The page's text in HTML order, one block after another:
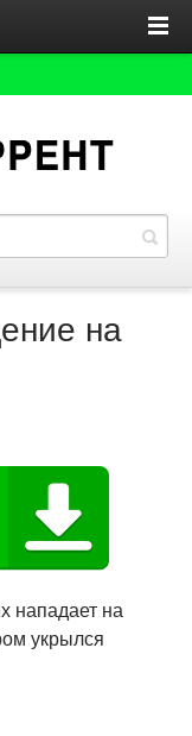
на
нападает на
укрылся